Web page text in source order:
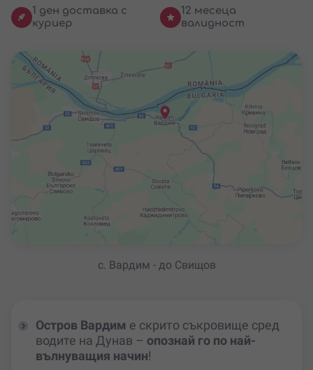
1 ден доставка с
куриер
12 месеца
валидност
с. Вардим - до Свищов
Остров Вардим е скрито съкровище сред
водите на Дунав – опознай го по най-
вълнуващия начин!